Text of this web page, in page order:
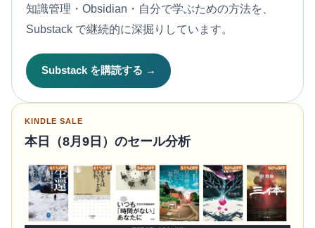
知識管理・Obsidian・自分で学ぶための方法を、
Substack で継続的に深掘りしています。
Substack を購読する →
KINDLE SALE
本日（8月9日）のセール分析